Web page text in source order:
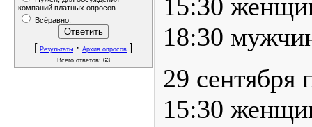
компаний платных опросов.
Всёравно.
[ Результаты · Архив опросов ]
Всего ответов: 63
15:30
18:30
29 сентября
15:30